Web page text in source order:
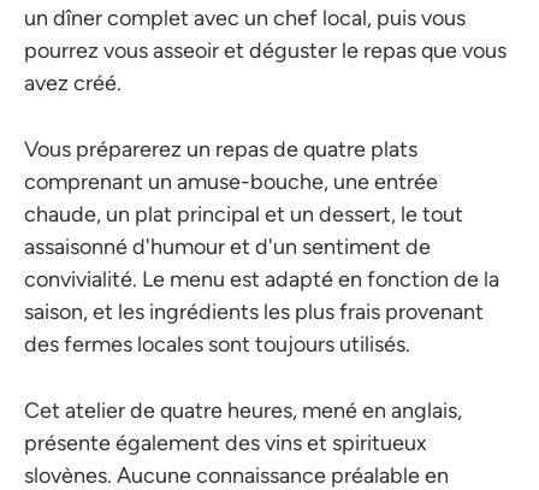
un dîner complet avec un chef local, puis vous
pourrez vous asseoir et déguster le repas que vous
avez créé.
Vous préparerez un repas de quatre plats
comprenant un amuse-bouche, une entrée
chaude, un plat principal et un dessert, le tout
assaisonné d'humour et d'un sentiment de
convivialité. Le menu est adapté en fonction de la
saison, et les ingrédients les plus frais provenant
des fermes locales sont toujours utilisés.
Cet atelier de quatre heures, mené en anglais,
présente également des vins et spiritueux
slovènes. Aucune connaissance préalable en